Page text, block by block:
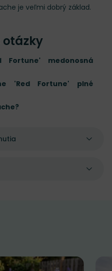
je veľmi dobrý základ.
otázky
Fortune' medonosná
'Red Fortune' plné